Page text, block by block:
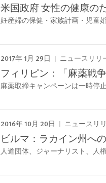
米国政府 女性の健康の
妊産婦の保健・家族計画・児童
2017年 1月 29日 ニュースリリ
フィリピン：「麻薬戦
麻薬取締キャンペーンは一時停
2016年 10月 20日 ニュースリ
ビルマ：ラカイン州へ
人道団体、ジャーナリスト、人